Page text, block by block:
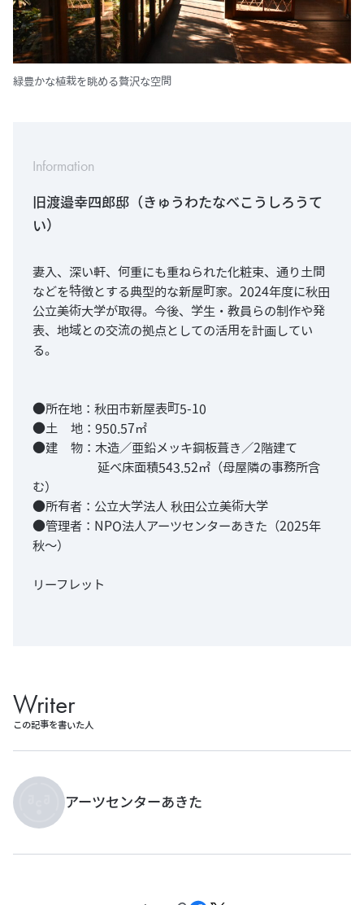
緑豊かな植栽を眺める贅沢な空間
Information
旧渡邉幸四郎邸（きゅうわたなべこうしろうて
い）
妻入、深い軒、何重にも重ねられた化粧束、通り土間
などを特徴とする典型的な新屋町家。2024年度に秋田
公立美術大学が取得。今後、学生・教員らの制作や発
表、地域との交流の拠点としての活用を計画してい
る。
●所在地：秋田市新屋表町5-10
●土 地：950.57㎡
●建 物：木造／亜鉛メッキ鋼板葺き／2階建て
延べ床面積543.52㎡（母屋隣の事務所含
む）
●所有者：公立大学法人 秋田公立美術大学
●管理者：NPO法人アーツセンターあきた（2025年
秋～）
リーフレット
Writer
この記事を書いた人
アーツセンターあきた